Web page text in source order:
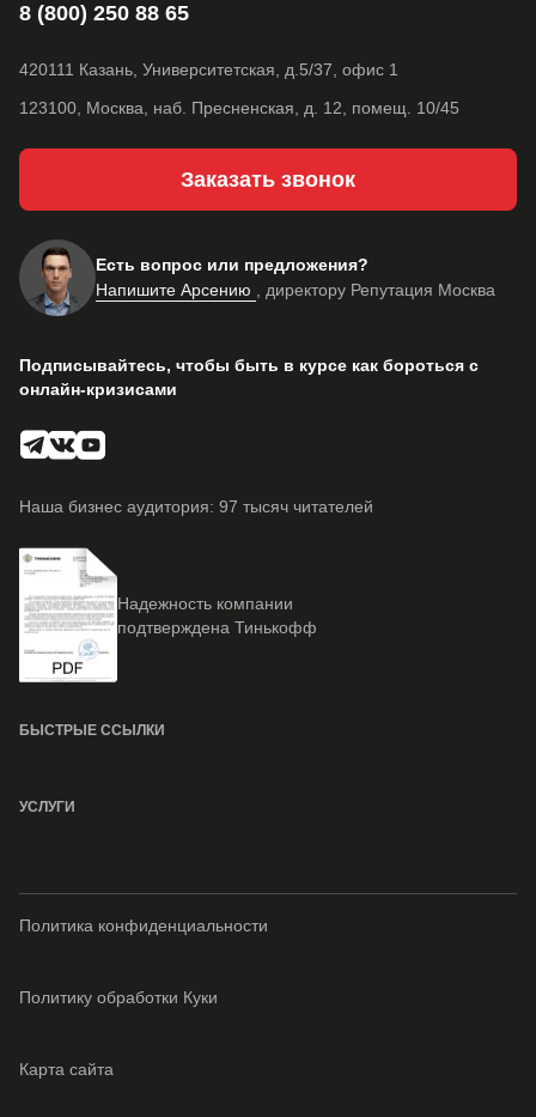
Подписывайтесь, чтобы быть в курсе как бороться с
онлайн-кризисами
Наша бизнес аудитория: 97 тысяч читателей
Надежность компании
подтверждена Тинькофф
БЫСТРЫЕ ССЫЛКИ
УСЛУГИ
8 (800) 250 88 65
420111 Казань, Университетская, д.5/37, офис 1
123100, Москва, наб. Пресненская, д. 12, помещ. 10/45
Заказать звонок
Есть вопрос или предложения?
Напишите Арсению , директору Репутация Москва
Политика конфиденциальности
Политику обработки Куки
Карта сайта